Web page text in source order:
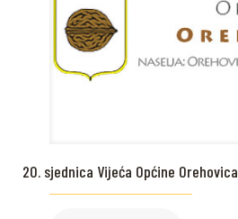
20. sjednica Vijeća Općine Orehovica